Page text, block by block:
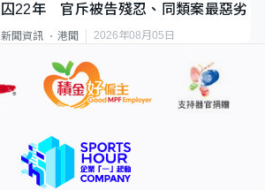
囚22年 官斥被告殘忍、同類案最惡劣
新聞資訊 港聞 2026年08月05日